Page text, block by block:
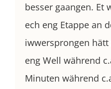
besser gaangen. Et
ech eng Etappe an
iwwersprongen
eng Well während
Minuten während